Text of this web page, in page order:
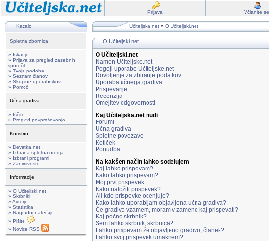
Prijava Včlanite se
Kazalo
Spletna zbornica
» Iskanje
» Prijava za pregled zasebnih
sporočil
» Tvoja podoba
» Seznam članov
» Skupine uporabnikov
» Pomoč
Učna gradiva
» Iščite
» Pregled povpraševanja
Koristno
» Devetka.net
» Izbrana spletna orodja
» Izbrani programi
» Zanimivosti
Informacije
» O Učiteljski.net
» Skrbniki
» Avtorji
» Statistika
» Nagradni natečaji
» Pišite
» Novice RSS
Učiteljska.net » O Učiteljski.net
O Učiteljski.net
O Učiteljski.net
Namen Učiteljske.net
Pogoji uporabe Učiteljske.net
Dovoljenje za zbiranje podatkov
Uporaba učnega gradiva
Prispevanje
Recenzija
Omejitev odgovornosti
Kaj Učiteljska.net nudi
Forumi
Učna gradiva
Spletne povezave
Kotiček
Ponudba
Na kakšen način lahko sodelujem
Kaj lahko prispevam?
Kako lahko prispevam?
Moj prvi prispevek
Kako naložiti prispevek?
Ali kdo prispevke ocenjuje?
Kako lahko uporabljam objavljena učna gradiva?
Če gradivo vzamem, moram v zameno kaj prispevati?
Kaj počne skrbnik?
Sem lahko skrbnik, skrbnica?
Lahko prispevam že objavljeno gradivo, članek?
Lahko svoj prispevek umaknem?